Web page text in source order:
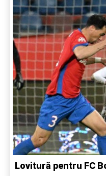
Lovitură pentru FC